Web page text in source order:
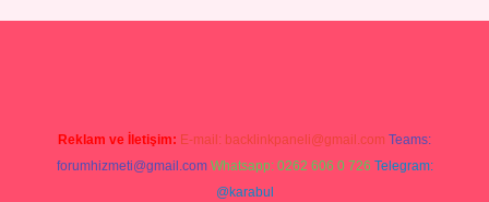
Reklam ve İletişim: E-mail: backlinkpaneli@gmail.com Teams:
forumhizmeti@gmail.com Whatsapp: 0262 606 0 726 Telegram:
@karabul